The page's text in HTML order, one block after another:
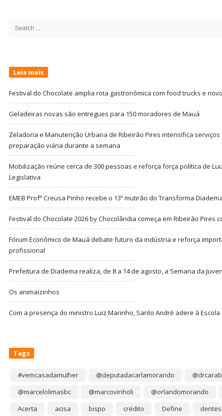
Search
Leia mais
Festival do Chocolate amplia rota gastronômica com food trucks e
Geladeiras novas são entregues para 150 moradores de Mauá
Zeladoria e Manutenção Urbana de Ribeirão Pires intensifica
preparação viária durante a semana
Mobilização reúne cerca de 300 pessoas e reforça força política de
Legislativa
EMEB Profª Creusa Pinho recebe o 13º mutirão do Transforma
Festival do Chocolate 2026 by Chocolândia começa em Ribeirão Pires
Fórum Econômico de Mauá debate futuro da indústria e reforça
profissional
Prefeitura de Diadema realiza, de 8 a 14 de agosto, a Semana da
Os animaizinhos
Com a presença do ministro Luiz Marinho, Santo André adere à
Tags
#vemcasadamulher @deputadacarlamorando
@marcelolimasbc
@marcovinholi
@orlandomorando
Acerta
acisa bispo crédito Define dentes